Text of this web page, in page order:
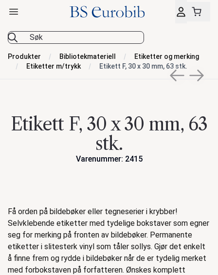
BS Eurobib
Åpne hovedmeny
Produkter Bibliotekmateriell
Etiketter og merking
Etiketter m/trykk
Etikett F, 30 x 30 mm, 63 stk.
Previous
Next
Etikett F, 30 x 30 mm, 63
stk.
Varenummer: 2415
Beskrivelse
Få orden på bildebøker eller tegneserier i krybber!
Selvklebende etiketter med tydelige bokstaver som egner
seg for merking på fronten av bildebøker. Permanente
etiketter i slitesterk vinyl som tåler sollys. Gjør det enkelt
å finne frem og rydde i bildebøker når de er tydelig merket
med forbokstaven på forfatteren. Ønskes komplett